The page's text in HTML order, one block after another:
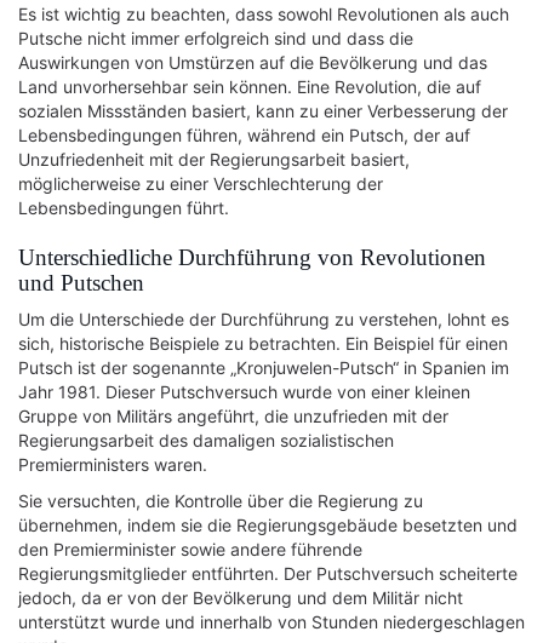
Es ist wichtig zu beachten, dass sowohl Revolutionen als auch
Putsche nicht immer erfolgreich sind und dass die
Auswirkungen von Umstürzen auf die Bevölkerung und das
Land unvorhersehbar sein können. Eine Revolution, die auf
sozialen Missständen basiert, kann zu einer Verbesserung der
Lebensbedingungen führen, während ein Putsch, der auf
Unzufriedenheit mit der Regierungsarbeit basiert,
möglicherweise zu einer Verschlechterung der
Lebensbedingungen führt.
Unterschiedliche Durchführung von Revolutionen
und Putschen
Um die Unterschiede der Durchführung zu verstehen, lohnt es
sich, historische Beispiele zu betrachten. Ein Beispiel für einen
Putsch ist der sogenannte „Kronjuwelen-Putsch“ in Spanien im
Jahr 1981. Dieser Putschversuch wurde von einer kleinen
Gruppe von Militärs angeführt, die unzufrieden mit der
Regierungsarbeit des damaligen sozialistischen
Premierministers waren.
Sie versuchten, die Kontrolle über die Regierung zu
übernehmen, indem sie die Regierungsgebäude besetzten und
den Premierminister sowie andere führende
Regierungsmitglieder entführten. Der Putschversuch scheiterte
jedoch, da er von der Bevölkerung und dem Militär nicht
unterstützt wurde und innerhalb von Stunden niedergeschlagen